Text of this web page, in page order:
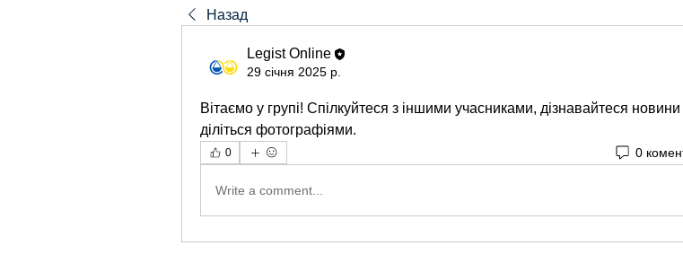
Назад
Legist Online
29 січня 2025 р.
Вітаємо у групі! Спілкуйтеся з іншими учасниками, дізнавайтеся новини
діліться фотографіями.
0 0
Write a comment...